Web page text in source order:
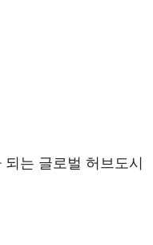
는 글로벌 허브도시